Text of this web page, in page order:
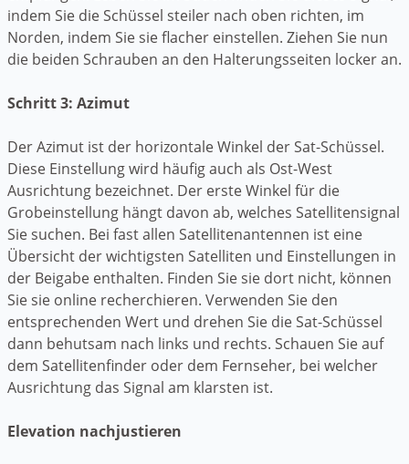
indem Sie die Schüssel steiler nach oben richten, im
Norden, indem Sie sie flacher einstellen. Ziehen Sie nun
die beiden Schrauben an den Halterungsseiten locker an.
Schritt 3: Azimut
Der Azimut ist der horizontale Winkel der Sat-Schüssel.
Diese Einstellung wird häufig auch als Ost-West
Ausrichtung bezeichnet. Der erste Winkel für die
Grobeinstellung hängt davon ab, welches Satellitensignal
Sie suchen. Bei fast allen Satellitenantennen ist eine
Übersicht der wichtigsten Satelliten und Einstellungen in
der Beigabe enthalten. Finden Sie sie dort nicht, können
Sie sie online recherchieren. Verwenden Sie den
entsprechenden Wert und drehen Sie die Sat-Schüssel
dann behutsam nach links und rechts. Schauen Sie auf
dem Satellitenfinder oder dem Fernseher, bei welcher
Ausrichtung das Signal am klarsten ist.
Elevation nachjustieren